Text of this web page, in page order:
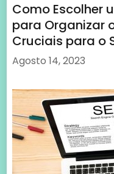
Como Escolher
para Organizar
Cruciais para o
Agosto 14, 2023